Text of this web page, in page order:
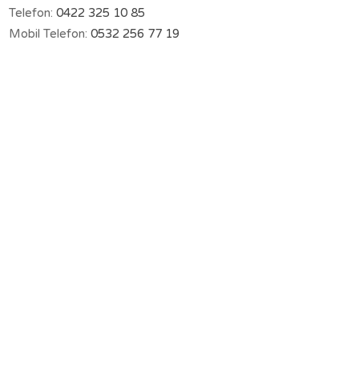
Telefon: 0422 325 10 85
Mobil Telefon: 0532 256 77 19